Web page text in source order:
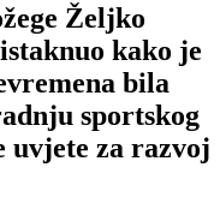
Željko
kako je
bila
sportskog
uvjete za razvoj